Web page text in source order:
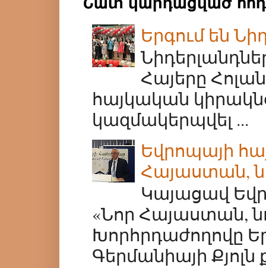
Երգում են
Հայերը
հայկական
կազմակերպվել ...
Եվրոպայի
Հայաստան,
Կայացավ
«Նոր Հայաստան,
Խորհրդաժողովը
Գերմանիայի Քյոլն